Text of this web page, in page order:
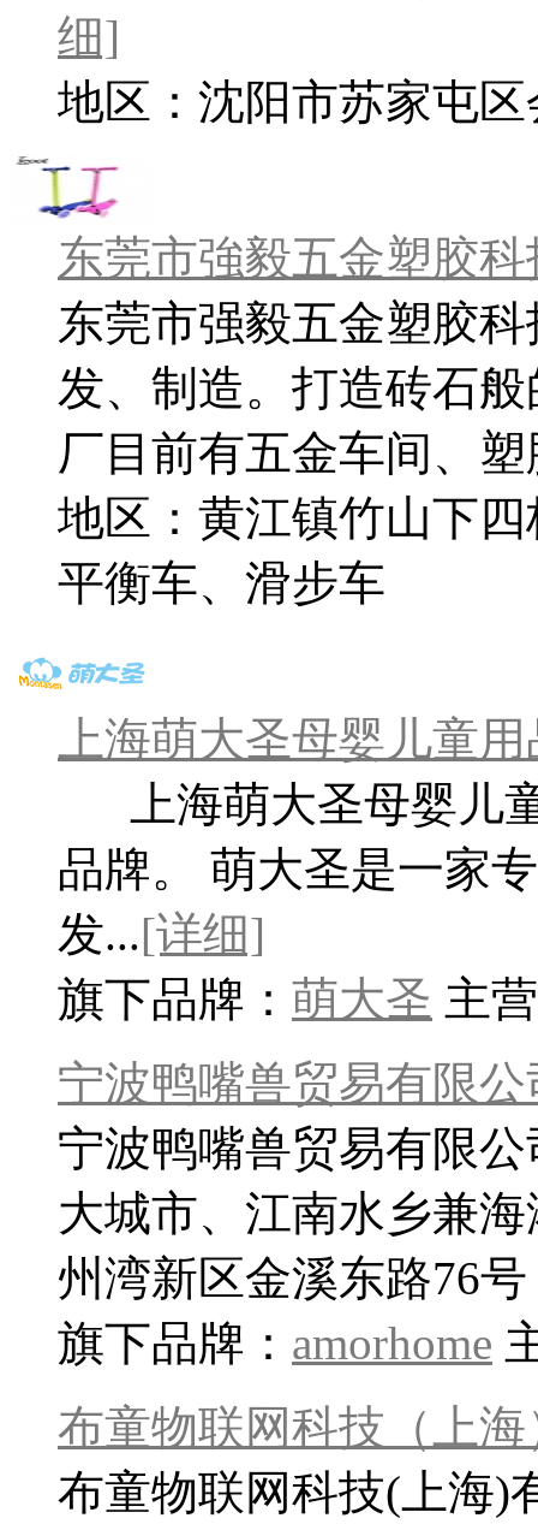
细]
地区：沈阳市苏家屯
东莞市強毅五金塑胶
东莞市强毅五金塑胶
发、制造。打造砖石
厂目前有五金车间、
地区：黄江镇竹山下四
平衡车、滑步车
上海萌大圣母婴儿童
上海萌大圣母婴儿
品牌。 萌大圣是一家
发...[详细]
旗下品牌： 萌大圣 主
宁波鸭嘴兽贸易有限公
宁波鸭嘴兽贸易有限
大城市、江南水乡兼
州湾新区金溪东路76
旗下品牌： amorhome
布童物联网科技（上
布童物联网科技(上海)